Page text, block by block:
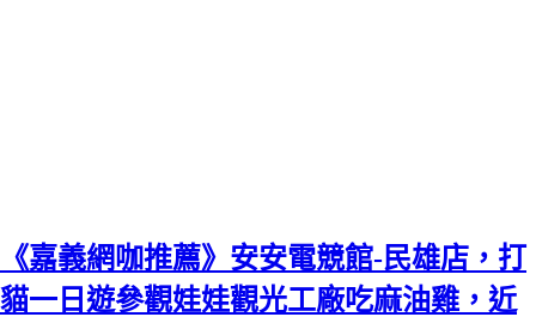
《嘉義網咖推薦》安安電競館-民雄店，打
貓一日遊參觀娃娃觀光工廠吃麻油雞，近